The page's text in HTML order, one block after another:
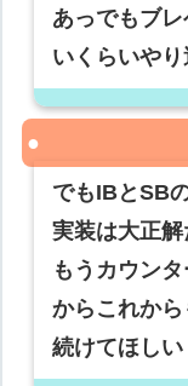
あっでもブ
いくらいや
でもIBとSB
実装は大正
もうカウン
からこれか
続けてほしい